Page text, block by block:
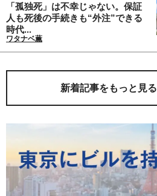
「孤独死」は不幸じゃない。保証
人も死後の手続きも“外注”できる
時代...
ワタナベ薫
新着記事をもっと見る